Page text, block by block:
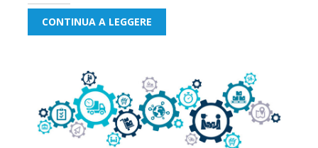
CONTINUA A LEGGERE